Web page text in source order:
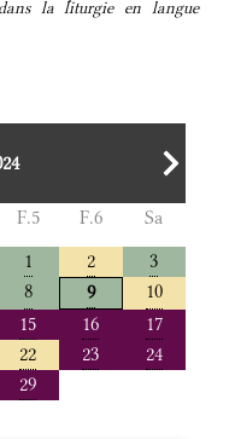
la liturgie en langue
F.5 F.6
Sa
1
2
3
8 9
10
15 16
17
22 23
24
29